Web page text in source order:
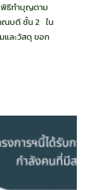
ธีทำบุญตาม
ณบดี ชั้น 2 ใน
ละวัสดุ ขอก